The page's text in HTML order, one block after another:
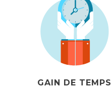
GAIN DE TEMPS